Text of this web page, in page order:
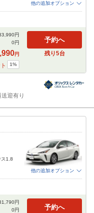
他の追加オプション
円
0円
円
1%
予約へ
残り5台
迎有り
ス1.8
他の追加オプション
円
0円 予約へ